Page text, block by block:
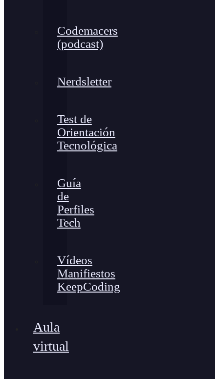
Codemacers
(podcast)
Nerdsletter
Test de
Orientación
Tecnológica
Guía
de
Perfiles
Tech
Vídeos
Manifiestos
KeepCoding
Aula
virtual